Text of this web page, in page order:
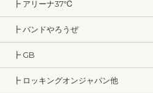
┣ アリーナ37℃
┣ バンドやろうぜ
┣ GB
┣ ロッキングオンジャパン他